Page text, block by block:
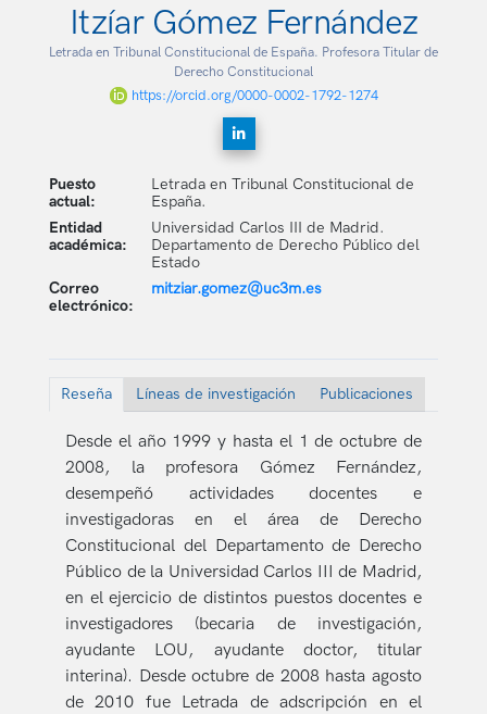
Itzíar Gómez Fernández
Letrada en Tribunal Constitucional de España. Profesora Titular de
Derecho Constitucional
https://orcid.org/0000-0002-1792-1274
Puesto
actual:
Letrada en Tribunal Constitucional de
España.
Entidad
académica:
Universidad Carlos III de Madrid.
Departamento de Derecho Público del
Estado
Correo
electrónico:
mitziar.gomez@uc3m.es
Reseña Líneas de investigación Publicaciones
Desde el año 1999 y hasta el 1 de octubre de
2008, la profesora Gómez Fernández,
desempeñó actividades docentes e
investigadoras en el área de Derecho
Constitucional del Departamento de Derecho
Público de la Universidad Carlos III de Madrid,
en el ejercicio de distintos puestos docentes e
investigadores (becaria de investigación,
ayudante LOU, ayudante doctor, titular
interina). Desde octubre de 2008 hasta agosto
de 2010 fue Letrada de adscripción en el